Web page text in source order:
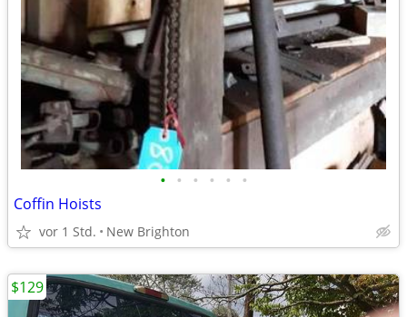
• • • • • •
Coffin Hoists
vor 1 Std. New Brighton
$129